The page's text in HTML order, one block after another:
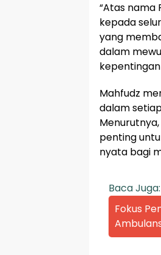
“Atas nama
kepada
yang
dalam
Mahfudz
dalam
penting
nyata bagi
Baca Juga:
Fokus